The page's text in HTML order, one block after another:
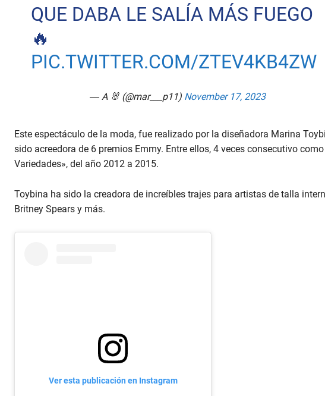
QUE DABA LE SALÍA MÁS FUEGO
🔥
PIC.TWITTER.COM/ZTEV4KB4ZW
— A 🐰 (@mar___p11) November 17, 2023
Este espectáculo de la moda, fue realizado por la diseñadora Marina
sido acreedora de 6 premios Emmy. Entre ellos, 4 veces consecutivo
Variedades», del año 2012 a 2015.
Toybina ha sido la creadora de increíbles trajes para artistas de talla
Britney Spears y más.
Ver esta publicación en Instagram